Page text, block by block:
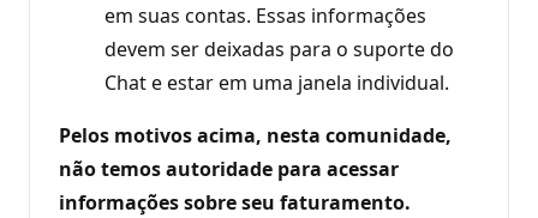
em suas contas. Essas informações
devem ser deixadas para o suporte do
Chat e estar em uma janela individual.
Pelos motivos acima, nesta comunidade,
não temos autoridade para acessar
informações sobre seu faturamento.